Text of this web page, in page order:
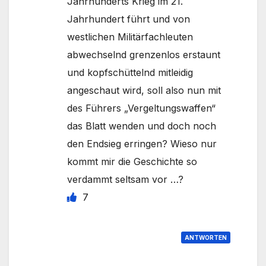
Jahrhundert führt und von
westlichen Militärfachleuten
abwechselnd grenzenlos erstaunt
und kopfschüttelnd mitleidig
angeschaut wird, soll also nun mit
des Führers „Vergeltungswaffen“
das Blatt wenden und doch noch
den Endsieg erringen? Wieso nur
kommt mir die Geschichte so
verdammt seltsam vor …?
7
ANTWORTEN